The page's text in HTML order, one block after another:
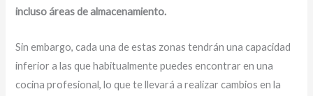
incluso áreas de almacenamiento.
Sin embargo, cada una de estas zonas tendrán una capacidad
inferior a las que habitualmente puedes encontrar en una
cocina profesional, lo que te llevará a realizar cambios en la